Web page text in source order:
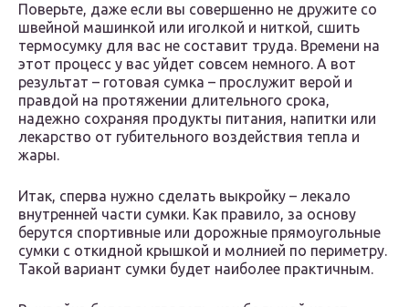
Поверьте, даже если вы совершенно не дружите со
швейной машинкой или иголкой и ниткой, сшить
термосумку для вас не составит труда. Времени на
этот процесс у вас уйдет совсем немного. А вот
результат – готовая сумка – прослужит верой и
правдой на протяжении длительного срока,
надежно сохраняя продукты питания, напитки или
лекарство от губительного воздействия тепла и
жары.
Итак, сперва нужно сделать выкройку – лекало
внутренней части сумки. Как правило, за основу
берутся спортивные или дорожные прямоугольные
сумки с откидной крышкой и молнией по периметру.
Такой вариант сумки будет наиболее практичным.